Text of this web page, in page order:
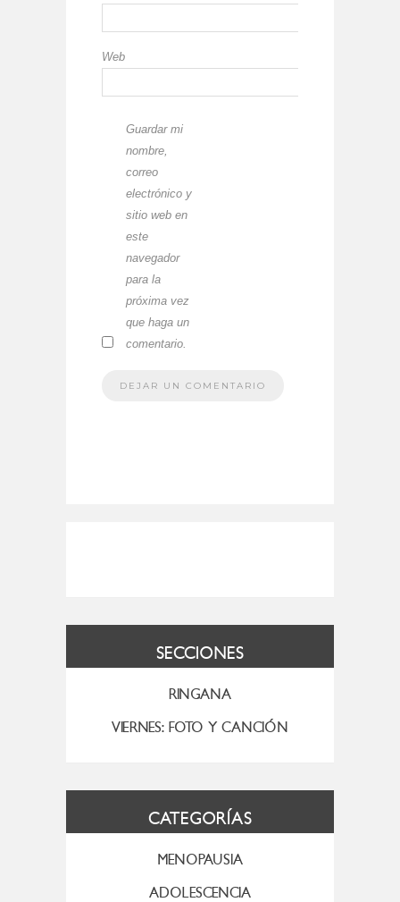
Web
Guardar mi
nombre,
correo
electrónico y
sitio web en
este
navegador
para la
próxima vez
que haga un
comentario.
SECCIONES
RINGANA
VIERNES: FOTO Y CANCIÓN
CATEGORÍAS
MENOPAUSIA
ADOLESCENCIA